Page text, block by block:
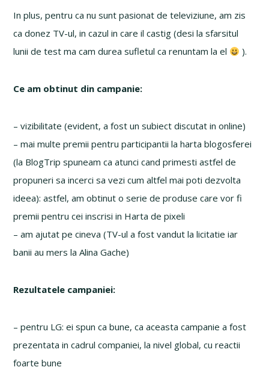
In plus, pentru ca nu sunt pasionat de televiziune, am zis
ca donez TV-ul, in cazul in care il castig (desi la sfarsitul
lunii de test ma cam durea sufletul ca renuntam la el
).
Ce am obtinut din campanie:
– vizibilitate (evident, a fost un subiect discutat in online)
– mai multe premii pentru participantii la harta blogosferei
(la BlogTrip spuneam ca atunci cand primesti astfel de
propuneri sa incerci sa vezi cum altfel mai poti dezvolta
ideea): astfel, am obtinut o serie de produse care vor fi
premii pentru cei inscrisi in Harta de pixeli
– am ajutat pe cineva (TV-ul a fost vandut la licitatie iar
banii au mers la Alina Gache)
Rezultatele campaniei:
– pentru LG: ei spun ca bune, ca aceasta campanie a fost
prezentata in cadrul companiei, la nivel global, cu reactii
foarte bune